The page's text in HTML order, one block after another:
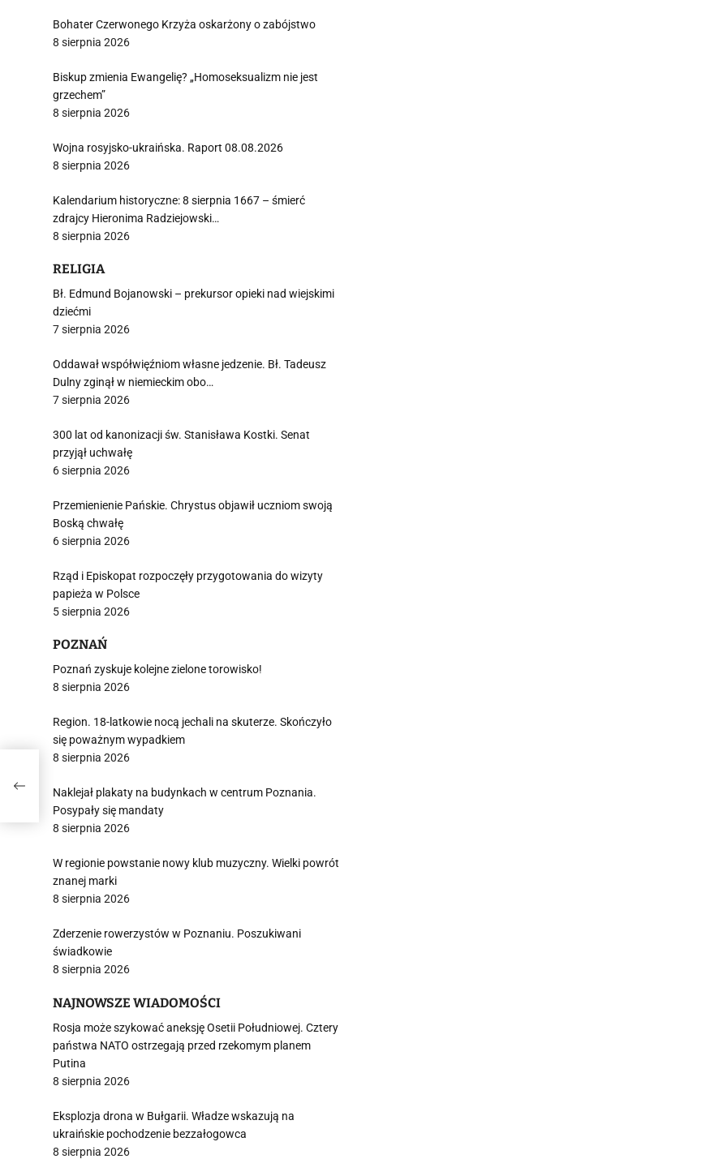
Bohater Czerwonego Krzyża oskarżony o zabójstwo
8 sierpnia 2026
Biskup zmienia Ewangelię? „Homoseksualizm nie jest
grzechem”
8 sierpnia 2026
Wojna rosyjsko-ukraińska. Raport 08.08.2026
8 sierpnia 2026
Kalendarium historyczne: 8 sierpnia 1667 – śmierć
zdrajcy Hieronima Radziejowski…
8 sierpnia 2026
RELIGIA
Bł. Edmund Bojanowski – prekursor opieki nad wiejskimi
dziećmi
7 sierpnia 2026
Oddawał współwięźniom własne jedzenie. Bł. Tadeusz
Dulny zginął w niemieckim obo…
7 sierpnia 2026
300 lat od kanonizacji św. Stanisława Kostki. Senat
przyjął uchwałę
6 sierpnia 2026
Przemienienie Pańskie. Chrystus objawił uczniom swoją
Boską chwałę
6 sierpnia 2026
Rząd i Episkopat rozpoczęły przygotowania do wizyty
papieża w Polsce
5 sierpnia 2026
POZNAŃ
Poznań zyskuje kolejne zielone torowisko!
8 sierpnia 2026
Region. 18-latkowie nocą jechali na skuterze. Skończyło
się poważnym wypadkiem
8 sierpnia 2026
Naklejał plakaty na budynkach w centrum Poznania.
Posypały się mandaty
8 sierpnia 2026
W regionie powstanie nowy klub muzyczny. Wielki powrót
znanej marki
8 sierpnia 2026
Zderzenie rowerzystów w Poznaniu. Poszukiwani
świadkowie
8 sierpnia 2026
NAJNOWSZE WIADOMOŚCI
Rosja może szykować aneksję Osetii Południowej. Cztery
państwa NATO ostrzegają przed rzekomym planem
Putina
8 sierpnia 2026
Eksplozja drona w Bułgarii. Władze wskazują na
ukraińskie pochodzenie bezzałogowca
8 sierpnia 2026